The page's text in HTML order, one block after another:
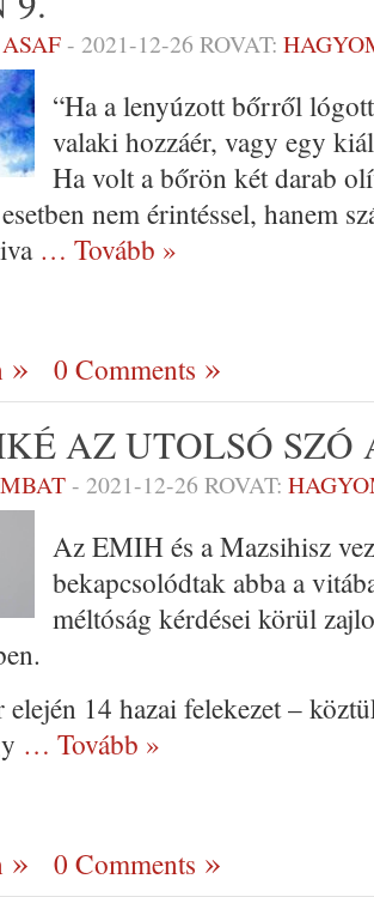
- 2021-12-26 ROVAT:
“Ha a lenyúzott bőrről
valaki hozzáér, vagy egy
Ha volt a bőrön két darab
nem érintéssel, hanem
… Tovább »
0 Comments
AZ UTOLSÓ SZÓ
- 2021-12-26 ROVAT:
Az EMIH és a Mazsihisz
bekapcsolódtak abba a
méltóság kérdései körül
elején 14 hazai felekezet –
… Tovább »
0 Comments